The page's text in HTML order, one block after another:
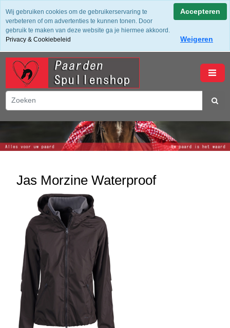
✔ Groot assortiment ✔ De beste merken ✔ Gratis verzending
vanaf 50,- (NL) ✔ Achteraf Betalen ✔ 14 dagen bedenktijd
winkelwagen
Jas Morzine Waterproof
Wij gebruiken cookies om de gebruikerservaring te
verbeteren of om advertenties te kunnen tonen. Door
gebruik te maken van deze website ga je hiermee akkoord.
Privacy & Cookiebeleid
Accepteren
Weigeren